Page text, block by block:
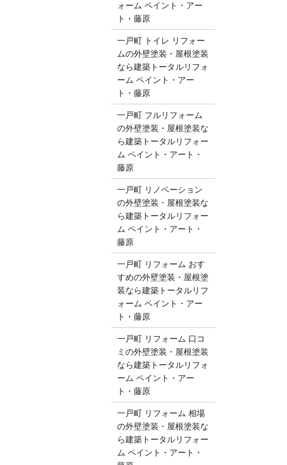
ォーム ペイント・アー
ト・藤原
一戸町 トイレ リフォー
ムの外壁塗装・屋根塗装
なら建築トータルリフォ
ーム ペイント・アー
ト・藤原
一戸町 フルリフォーム
の外壁塗装・屋根塗装な
ら建築トータルリフォー
ム ペイント・アート・
藤原
一戸町 リノベーション
の外壁塗装・屋根塗装な
ら建築トータルリフォー
ム ペイント・アート・
藤原
一戸町 リフォーム おす
すめの外壁塗装・屋根塗
装なら建築トータルリフ
ォーム ペイント・アー
ト・藤原
一戸町 リフォーム 口コ
ミの外壁塗装・屋根塗装
なら建築トータルリフォ
ーム ペイント・アー
ト・藤原
一戸町 リフォーム 相場
の外壁塗装・屋根塗装な
ら建築トータルリフォー
ム ペイント・アート・